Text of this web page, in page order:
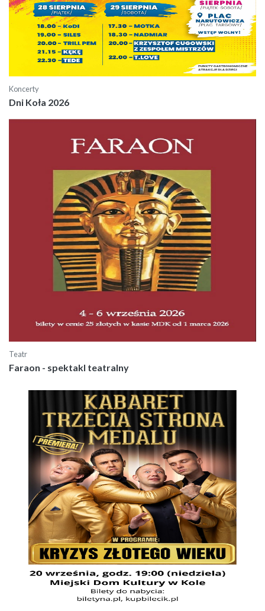
Koncerty
Dni Koła 2026
Teatr
Faraon - spektakl teatralny